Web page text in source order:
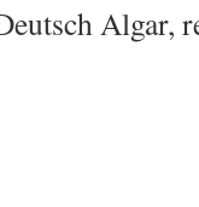
Algar,